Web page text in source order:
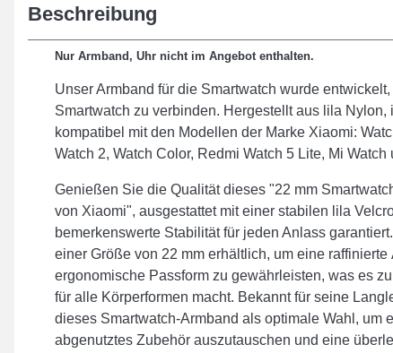
Beschreibung
Nur Armband, Uhr nicht im Angebot enthalten.
Unser Armband für die Smartwatch wurde
Smartwatch zu verbinden. Hergestellt aus lila Nylon,
kompatibel mit den Modellen der Marke Xiaomi:
Watch 2, Watch Color, Redmi Watch 5 Lite, Mi Watch
Genießen Sie die Qualität dieses "22 mm
von Xiaomi", ausgestattet mit einer stabilen lila
bemerkenswerte Stabilität für jeden Anlass
einer Größe von 22 mm erhältlich, um eine
ergonomische Passform zu gewährleisten, was es
für alle Körperformen macht. Bekannt für seine
dieses Smartwatch-Armband als optimale Wahl, um
abgenutztes Zubehör auszutauschen und eine